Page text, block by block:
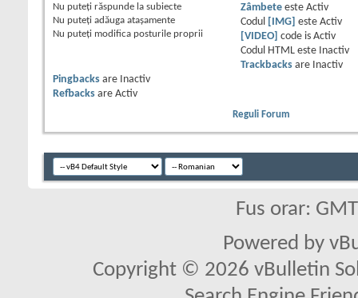
Nu puteţi răspunde la subiecte
Nu puteţi adăuga ataşamente
Nu puteţi modifica posturile proprii
Zâmbeteeste Activ
Codul
[IMG] este Activ
[VIDEO]
code is Activ
Codul HTML este
Inactiv
Trackbacksare
Inactiv
Pingbacks are
Inactiv
Refbacks are Activ
Reguli Forum
Fus orar:
Powered by
Copyright © 2026 vBulletin